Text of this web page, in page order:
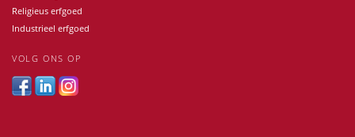
Religieus erfgoed
Industrieel erfgoed
VOLG ONS OP